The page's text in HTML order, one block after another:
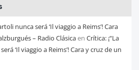
nunca será ‘Il viaggio a Reims’! Cara
– Radio Clásicaen Crítica: ¡“La
‘Il viaggio a Reims’! Cara y cruz de un